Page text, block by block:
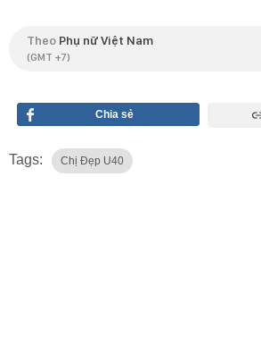
Theo Phụ nữ Việt Nam
(GMT +7)
Chia sẻ
Tags: Chị Đẹp U40